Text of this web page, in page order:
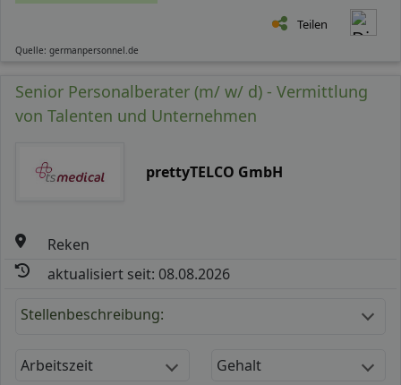
Teilen
Quelle: germanpersonnel.de
Senior Personalberater (m/ w/ d) - Vermittlung
von Talenten und Unternehmen
prettyTELCO GmbH
Reken
aktualisiert seit: 08.08.2026
Stellenbeschreibung:
Arbeitszeit Gehalt